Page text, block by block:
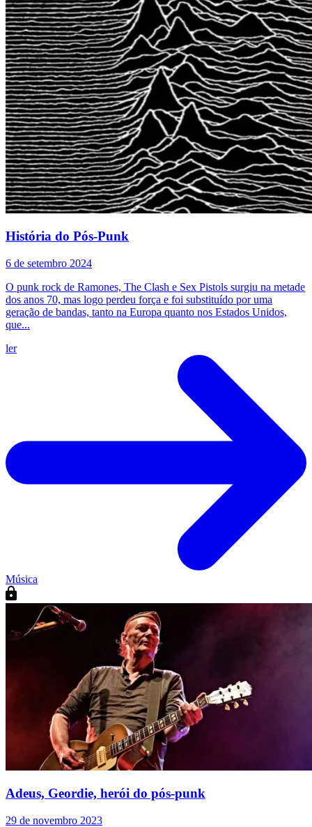
História do Pós-Punk
6 de setembro 2024
O punk rock de Ramones, The Clash e Sex Pistols surgiu na metade
dos anos 70, mas logo perdeu força e foi substituído por uma
geração de bandas, tanto na Europa quanto nos Estados Unidos,
que...
ler
Música
Adeus, Geordie, herói do pós-punk
29 de novembro 2023